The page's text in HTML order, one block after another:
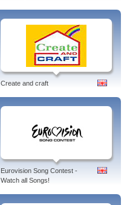
Create and craft
Eurovision Song Contest -
Watch all Songs!